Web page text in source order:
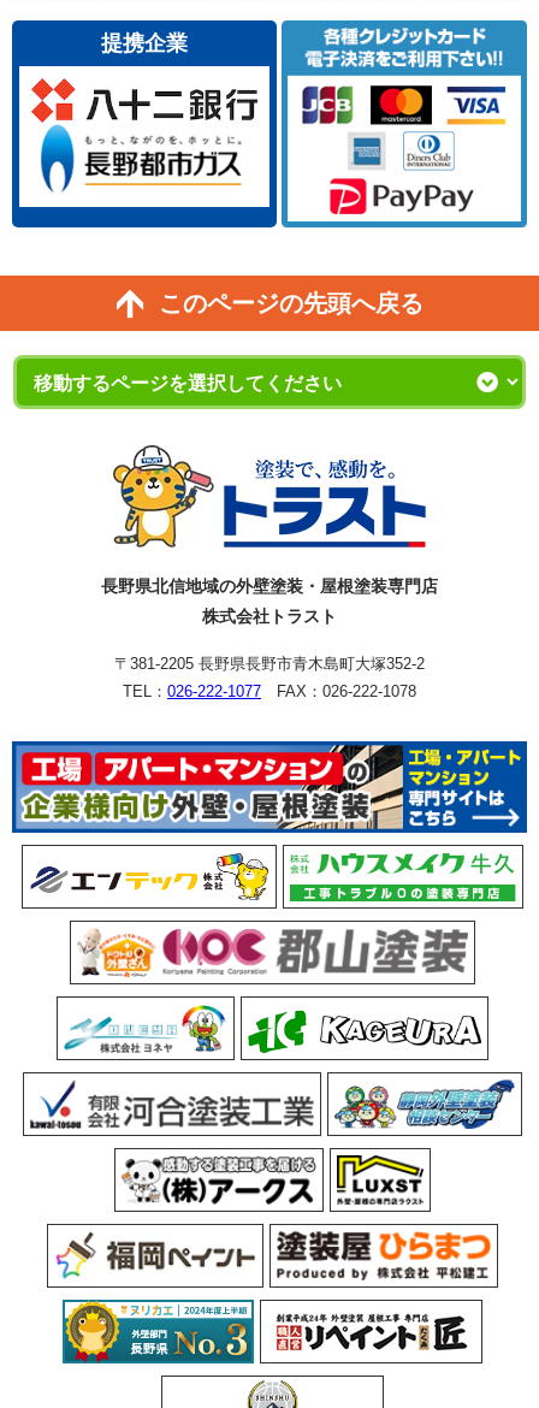
提携企業
このページの先頭へ戻る
長野県北信地域の外壁塗装・屋根塗装専門店
株式会社トラスト
〒381-2205 長野県長野市青木島町大塚352-2
TEL： 026-222-1077 FAX：026-222-1078